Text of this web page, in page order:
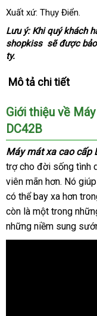
Xuất xứ: Thụy Điển.
Lưu ý: mini
Khi quý khách
shopkiss nhận
sẽxưởng
được
ty.
Mô tả chi tiết
Giới thiệu về
DC42B
Máy mát xa cao cấp
trợ cho đời sống tình
viên mãn hơnkho
hàng
. Nó
có thể bay xa hơn
còn là một trong địa
chỉ
đặt
mua
những niềm sung